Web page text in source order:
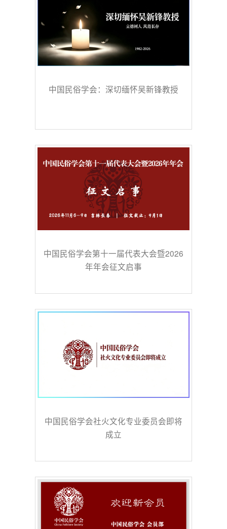
中国民俗学会：深切缅怀吴新锋教授
中国民俗学会第十一届代表大会暨2026
年年会征文启事
中国民俗学会社火文化专业委员会即将
成立